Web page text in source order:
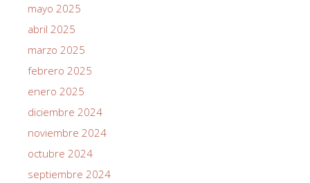
mayo 2025
abril 2025
marzo 2025
febrero 2025
enero 2025
diciembre 2024
noviembre 2024
octubre 2024
septiembre 2024